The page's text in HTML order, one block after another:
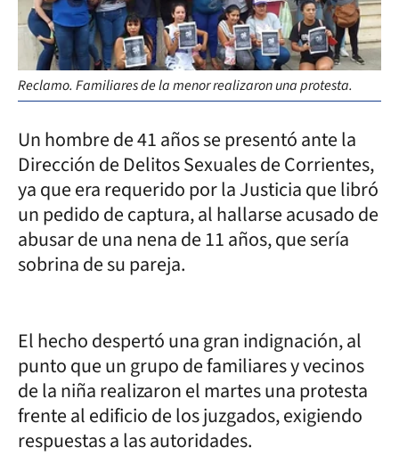
Reclamo. Familiares de la menor realizaron una protesta.
Un hombre de 41 años se presentó ante la
Dirección de Delitos Sexuales de Corrientes,
ya que era requerido por la Justicia que libró
un pedido de captura, al hallarse acusado de
abusar de una nena de 11 años, que sería
sobrina de su pareja.
El hecho despertó una gran indignación, al
punto que un grupo de familiares y vecinos
de la niña realizaron el martes una protesta
frente al edificio de los juzgados, exigiendo
respuestas a las autoridades.